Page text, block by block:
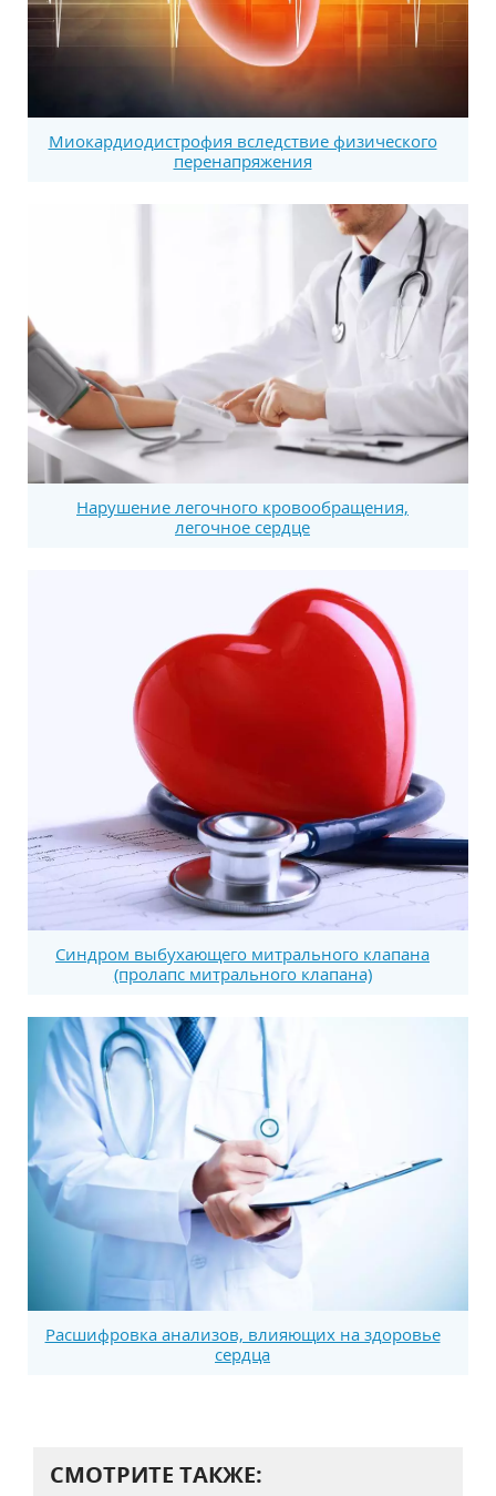
Миокардиодистрофия вследствие физического
перенапряжения
Нарушение легочного кровообращения,
легочное сердце
Синдром выбухающего митрального клапана
(пролапс митрального клапана)
Расшифровка анализов, влияющих на здоровье
сердца
СМОТРИТЕ ТАКЖЕ: